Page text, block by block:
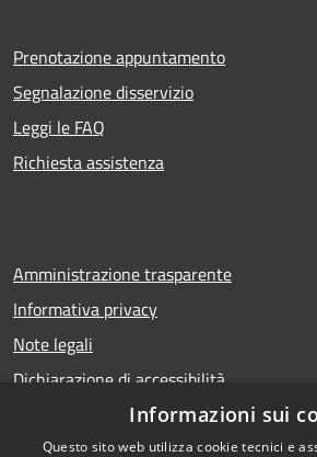
Prenotazione appuntamento
Segnalazione disservizio
Leggi le FAQ
Richiesta assistenza
Amministrazione trasparente
Informativa privacy
Note legali
Dichiarazione di accessibilità
Informazioni sui
Questo sito web utilizza cookie tecnici e